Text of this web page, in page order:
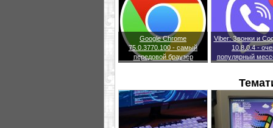
Google Chrome
75.0.3770.100 - самый
передовой браузер
Viber: Звонки и
10.8.0.4 -
популярный